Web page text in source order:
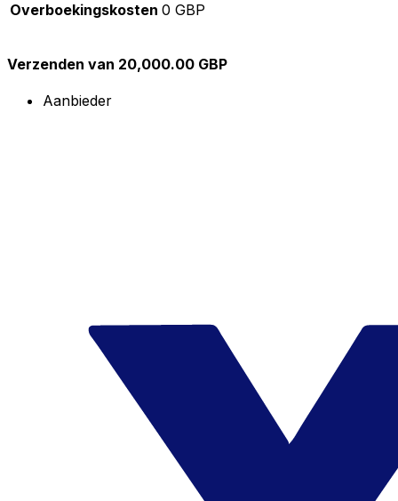
Overboekingskosten 0 GBP
Verzenden van 20,000.00 GBP
Aanbieder